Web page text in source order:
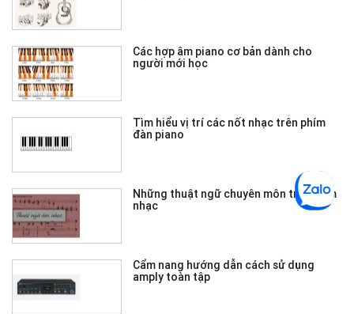
Các hợp âm piano cơ bản dành cho
người mới học
Tìm hiểu vị trí các nốt nhạc trên phím
đàn piano
Những thuật ngữ chuyên môn trong âm
nhạc
Cẩm nang hướng dẫn cách sử dụng
amply toàn tập